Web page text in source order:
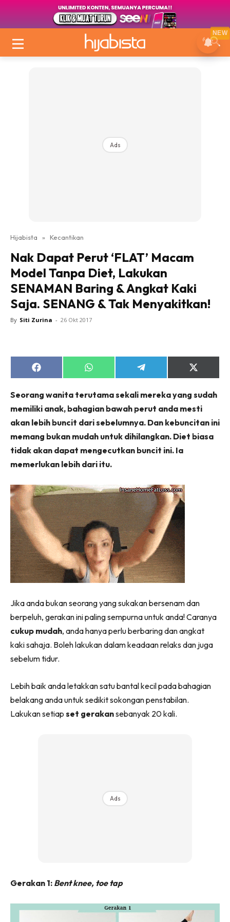
Ads
Hijabista » Kecantikan
Nak Dapat Perut ‘FLAT’ Macam
Model Tanpa Diet, Lakukan
SENAMAN Baring & Angkat Kaki
Saja. SENANG & Tak Menyakitkan!
By Siti Zurina - 26 Okt 2017
Share
on
Share
on
Share
on
Share
on
(Twitter)
Seorang wanita terutama sekali mereka yang sudah
memiliki anak, bahagian bawah perut anda mesti
akan lebih buncit dari sebelumnya. Dan kebuncitan ini
memang bukan mudah untuk dihilangkan. Diet biasa
tidak akan dapat mengecutkan buncit ini. Ia
memerlukan lebih dari itu.
Jika anda bukan seorang yang sukakan bersenam dan
berpeluh, gerakan ini paling sempurna untuk anda! Caranya
cukup mudah, anda hanya perlu berbaring dan angkat
kaki sahaja. Boleh lakukan dalam keadaan relaks dan juga
sebelum tidur.
Lebih baik anda letakkan satu bantal kecil pada bahagian
belakang anda untuk sedikit sokongan penstabilan.
Lakukan setiap set gerakansebanyak 20 kali.
Ads
Gerakan 1: Bent knee, toe tap
NEW